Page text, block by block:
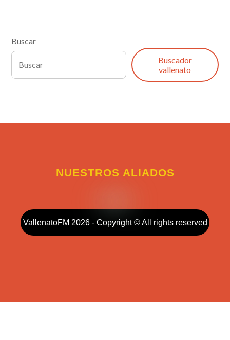
Buscar
Buscador
vallenato
NUESTROS ALIADOS
VallenatoFM 2026 - Copyright © All rights reserved